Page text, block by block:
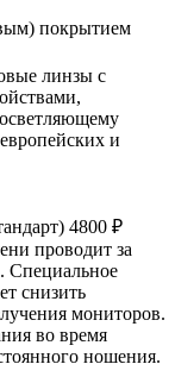
покрытием
линзы с
и
4800 ₽
проводит за
Специальное
снизить
мониторов.
во время
ношения.